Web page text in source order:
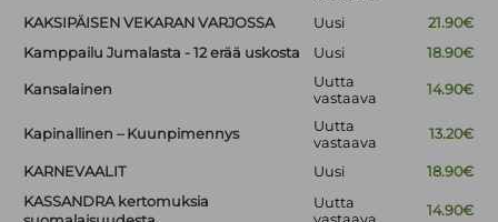
KAKSIPÄISEN VEKARAN VARJOSSA Uusi
21.90€
Kamppailu Jumalasta - 12 erää uskosta
Uusi 18.90€
Kansalainen
Uutta
vastaava
14.90€
Kapinallinen – Kuunpimennys
Uutta
vastaava
13.20€
KARNEVAALIT Uusi
18.90€
KASSANDRA kertomuksia
Uutta
14.90€